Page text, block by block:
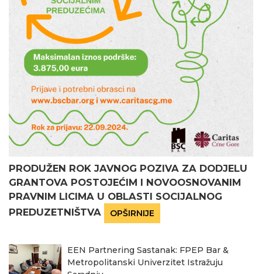
PRODUŽEN ROK JAVNOG POZIVA ZA DODJELU
GRANTOVA POSTOJEĆIM I NOVOOSNOVANIM
PRAVNIM LICIMA U OBLASTI SOCIJALNOG
PREDUZETNIŠTVA
OPŠIRNIJE
EEN Partnering Sastanak: FPEP Bar &
Metropolitanski Univerzitet Istražuju